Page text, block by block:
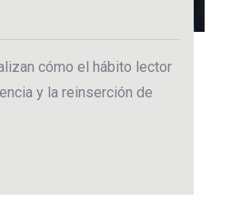
cómo el hábito lector
y la reinserción de